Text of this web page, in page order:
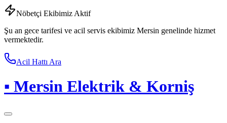
Nöbetçi Ekibimiz Aktif
Şu an gece tarifesi ve acil servis ekibimiz Mersin genelinde hizmet
vermektedir.
Acil Hattı Ara
▪ Mersin Elektrik & Korniş